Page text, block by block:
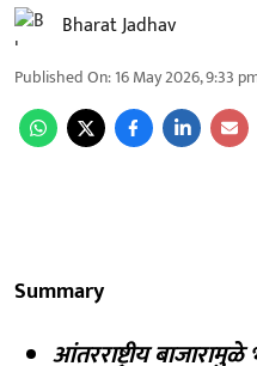
Bharat Jadhav
Published On:16 May 2026, 9:33
Summary
आंतरराष्ट्रीय